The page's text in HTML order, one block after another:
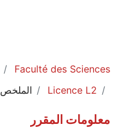
Faculté des Sciences
Licence L2
الملخص
معلومات المقرر